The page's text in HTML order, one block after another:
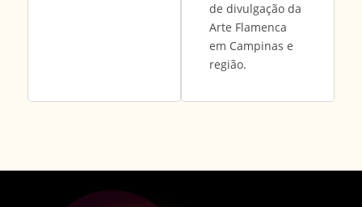
de divulgação da
Arte Flamenca
em Campinas e
região.